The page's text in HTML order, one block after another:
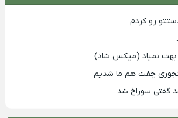
رو کردم
بهت نمیاد (میکس شاد)
چفت هم ما شدیم
گفتی سوراخ شد